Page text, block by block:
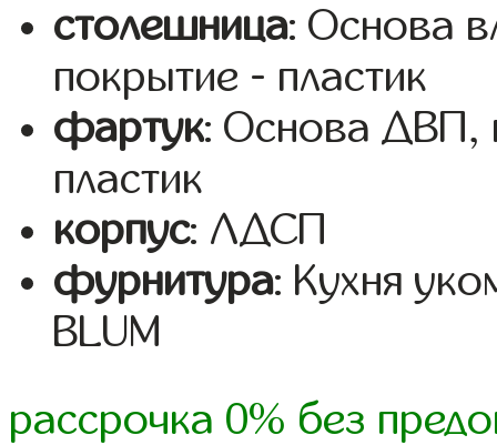
столешница: Основа
покрытие - пластик
фартук: Основа ДВП,
пластик
корпус: ЛДСП
фурнитура: Кухня
BLUM
рассрочка 0% без